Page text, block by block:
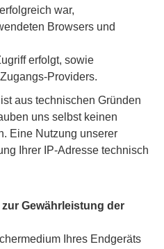
war,
Browsers und
erfolgt, sowie
Providers.
aus technischen Gründen
uns selbst keinen
Eine Nutzung unserer
Ihrer IP-Adresse technisch
Gewährleistung der
Ihres Endgeräts